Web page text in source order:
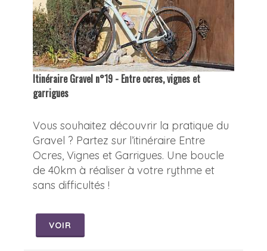
Itinéraire Gravel n°19 - Entre ocres, vignes et
garrigues
Vous souhaitez découvrir la pratique du
Gravel ? Partez sur l’itinéraire Entre
Ocres, Vignes et Garrigues. Une boucle
de 40km à réaliser à votre rythme et
sans difficultés !
VOIR